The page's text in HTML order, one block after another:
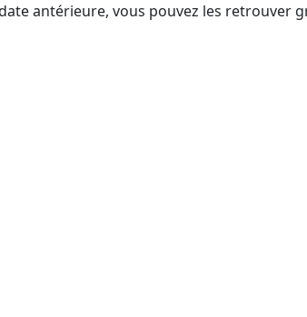
antérieure, vous pouvez les retrouver